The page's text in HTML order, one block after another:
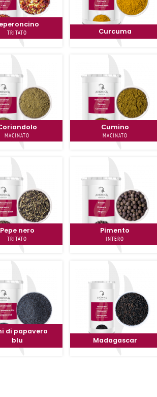
TRITATO Curcuma
MACINATO
Cumino
MACINATO
Pepe nero
TRITATO
Pimento
INTERO
di papavero
blu
Madagascar